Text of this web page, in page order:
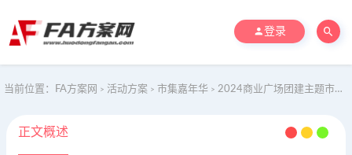
登录
当前位置： FA方案网 > 活动方案 > 市集嘉年华 > 2024商业广场团建主题市集咖啡文化节活动策划方案
正文概述